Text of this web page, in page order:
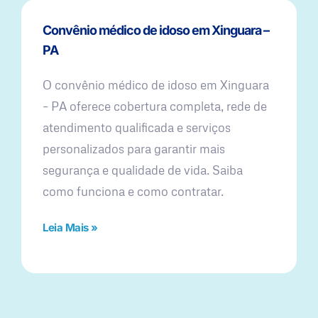
Convênio médico de idoso em Xinguara –
PA
O convênio médico de idoso em Xinguara
– PA oferece cobertura completa, rede de
atendimento qualificada e serviços
personalizados para garantir mais
segurança e qualidade de vida. Saiba
como funciona e como contratar.
Leia Mais »